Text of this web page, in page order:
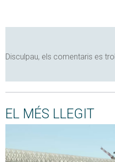
Disculpau, els comentaris es
EL MÉS LLEGIT